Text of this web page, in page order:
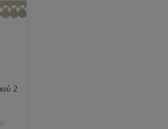
2